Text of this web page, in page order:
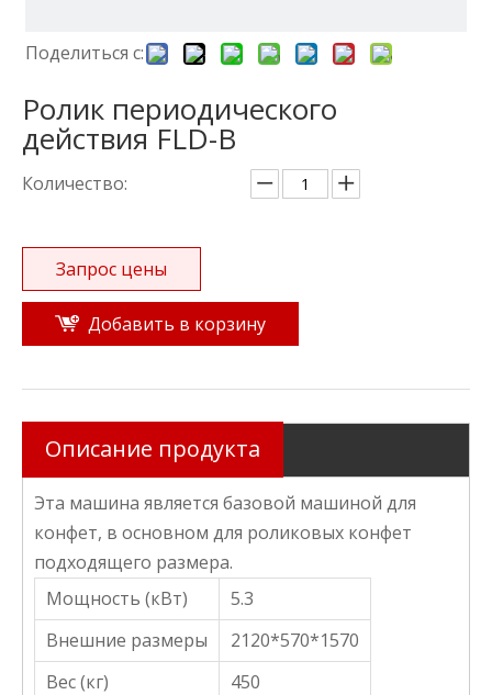
Поделиться с:
Ролик периодического
действия FLD-B
Количество:
Запрос цены
Добавить в корзину
Описание продукта
Эта машина является базовой машиной для
конфет, в основном для роликовых конфет
подходящего размера.
Мощность (кВт)
5.3
Внешние размеры
2120*570*1570
Вес (кг)
450